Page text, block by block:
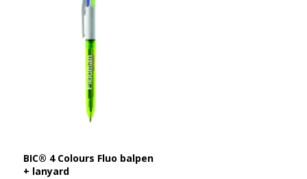
BIC® 4 Colours Fluo balpen
+ lanyard